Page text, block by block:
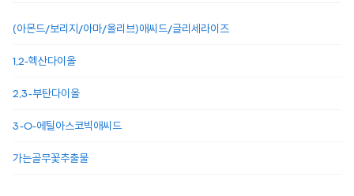
(아몬드/보리지/아마/올리브)애씨드/글리세라이즈
1,2-헥산다이올
2,3-부탄다이올
3-O-에틸아스코빅애씨드
가는골무꽃추출물